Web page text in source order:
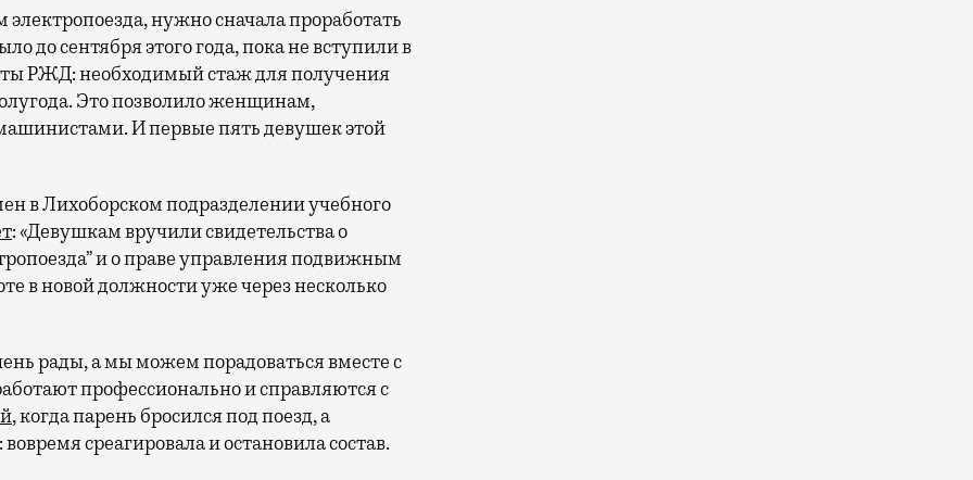
нужно сначала проработать
до сентября этого года, пока не вступили в
РЖД: необходимый стаж для получения
Это позволило женщинам,
И первые пять девушек этой
в Лихоборском подразделении учебного
: «Девушкам вручили свидетельства о
и о праве управления подвижным
в новой должности уже через несколько
рады, а мы можем порадоваться вместе с
профессионально и справляются с
, когда парень бросился под поезд, а
среагировала и остановила состав.